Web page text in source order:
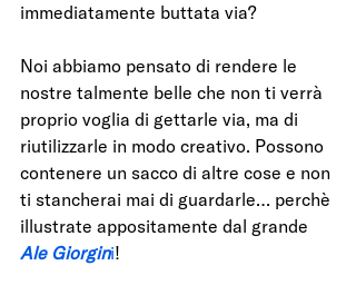
immediatamente buttata via?
Noi abbiamo pensato di rendere le
nostre talmente belle che non ti verrà
proprio voglia di gettarle via, ma di
riutilizzarle in modo creativo. Possono
contenere un sacco di altre cose e non
ti stancherai mai di guardarle… perchè
illustrate appositamente dal grande
Ale Giorgini!